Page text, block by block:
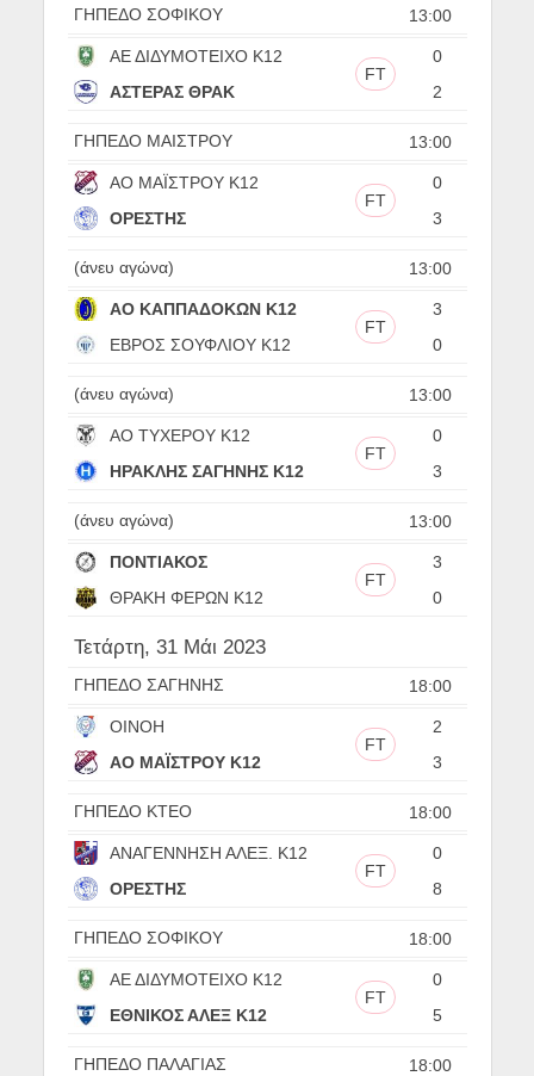
13:00
ΓΗΠΕΔΟ ΣΟΦΙΚΟΥ
ΑΕ ΔΙΔΥΜΟΤΕΙΧΟ Κ12
0
FT
ΑΣΤΕΡΑΣ ΘΡΑΚ
2
13:00
ΓΗΠΕΔΟ ΜΑΙΣΤΡΟΥ
ΑΟ ΜΑΪΣΤΡΟΥ Κ12
0
FT
ΟΡΕΣΤΗΣ
3
13:00
(άνευ αγώνα)
ΑΟ ΚΑΠΠΑΔΟΚΩΝ Κ12
3
FT
ΕΒΡΟΣ ΣΟΥΦΛΙΟΥ Κ12
0
13:00
(άνευ αγώνα)
ΑΟ ΤΥΧΕΡΟΥ Κ12
0
FT
ΗΡΑΚΛΗΣ ΣΑΓΗΝΗΣ Κ12
3
13:00
(άνευ αγώνα)
ΠΟΝΤΙΑΚΟΣ
3
FT
ΘΡΑΚΗ ΦΕΡΩΝ Κ12
0
Τετάρτη, 31 Μάι 2023
18:00
ΓΗΠΕΔΟ ΣΑΓΗΝΗΣ
ΟΙΝΟΗ
2
FT
ΑΟ ΜΑΪΣΤΡΟΥ Κ12
3
18:00
ΓΗΠΕΔΟ ΚΤΕΟ
ΑΝΑΓΕΝΝΗΣΗ ΑΛΕΞ. Κ12
0
FT
ΟΡΕΣΤΗΣ
8
18:00
ΓΗΠΕΔΟ ΣΟΦΙΚΟΥ
ΑΕ ΔΙΔΥΜΟΤΕΙΧΟ Κ12
0
FT
ΕΘΝΙΚΟΣ ΑΛΕΞ Κ12
5
18:00
ΓΗΠΕΔΟ ΠΑΛΑΓΙΑΣ